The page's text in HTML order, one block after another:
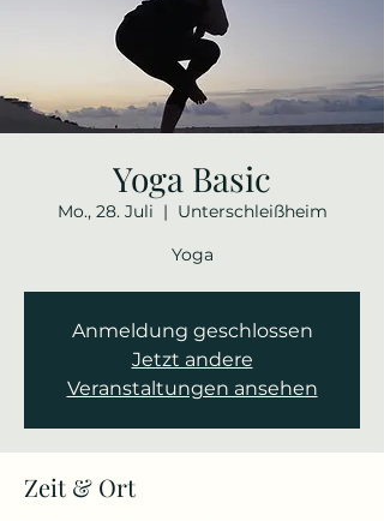
Yoga Basic
Mo., 28. Juli
  |
Unterschleißheim
Yoga
Anmeldung geschlossen
Jetzt andere
Veranstaltungen ansehen
Zeit & Ort